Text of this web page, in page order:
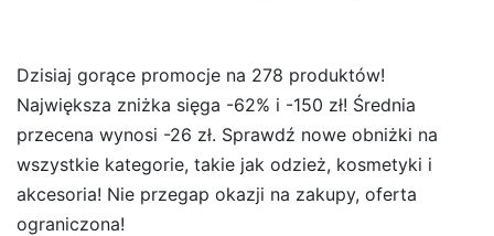
Dzisiaj gorące promocje na 278 produktów!
Największa zniżka sięga -62% i -150 zł! Średnia
przecena wynosi -26 zł. Sprawdź nowe obniżki na
wszystkie kategorie, takie jak odzież, kosmetyki i
akcesoria! Nie przegap okazji na zakupy, oferta
ograniczona!